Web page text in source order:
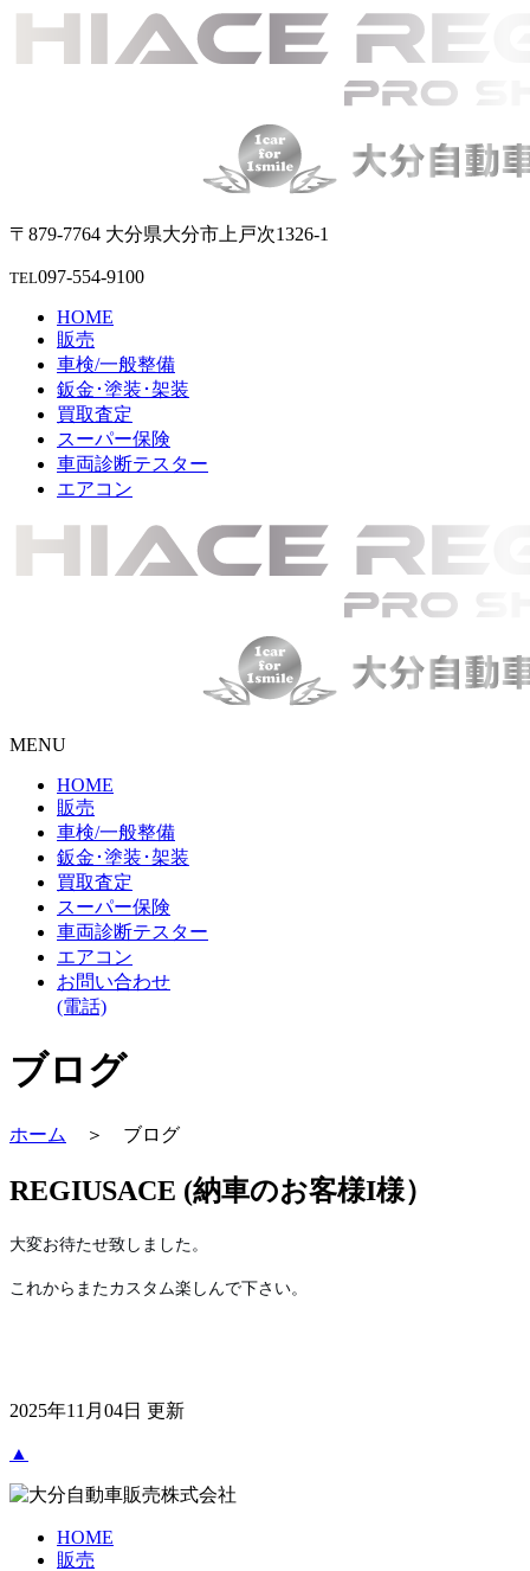
〒879-7764 大分県大分市上戸次1326-1
TEL097-554-9100
HOME
販売
車検/一般整備
鈑金･塗装･架装
買取査定
スーパー保険
車両診断テスター
エアコン
MENU
HOME
販売
車検/一般整備
鈑金･塗装･架装
買取査定
スーパー保険
車両診断テスター
エアコン
お問い合わせ
(電話)
ブログ
ホーム ＞ ブログ
REGIUSACE (納車のお客様I様）
大変お待たせ致しました。
これからまたカスタム楽しんで下さい。
2025年11月04日 更新
▲
HOME
販売